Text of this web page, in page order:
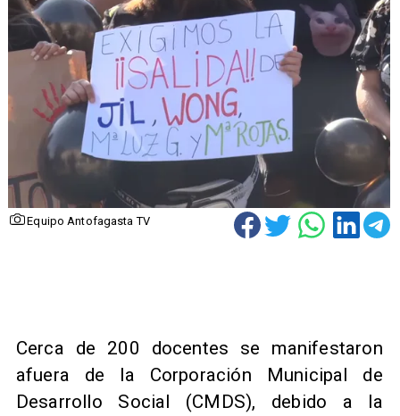
Equipo Antofagasta TV
Cerca de 200 docentes se manifestaron
afuera de la Corporación Municipal de
Desarrollo Social (CMDS), debido a la